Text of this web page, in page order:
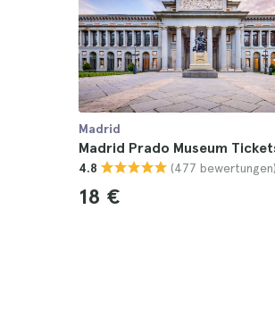
Madrid
Madrid Prado Museum
4.8 (477 bewertungen)
18 €